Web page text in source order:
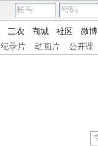
三农 商城 社区 微博
纪录片 动画片 公开课